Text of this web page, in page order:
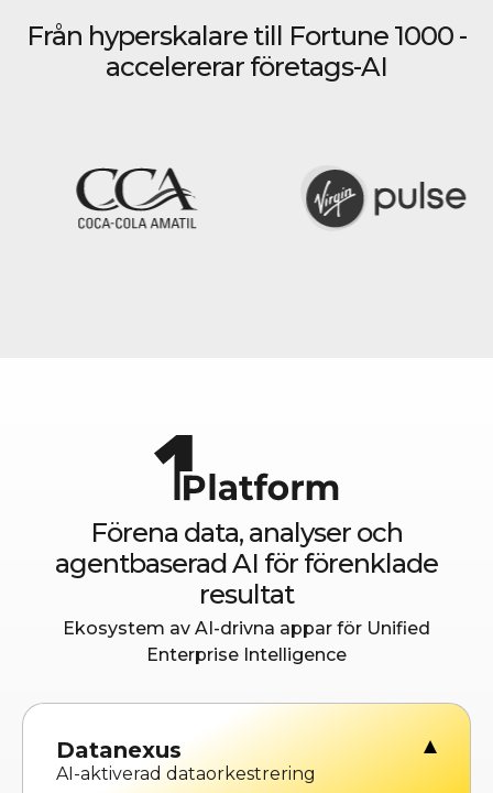
Från hyperskalare till Fortune 1000 -
accelererar företags-AI
Förena data, analyser och
agentbaserad AI för förenklade
resultat
Ekosystem av AI-drivna appar för Unified
Enterprise Intelligence
Datanexus
AI-aktiverad dataorkestrering